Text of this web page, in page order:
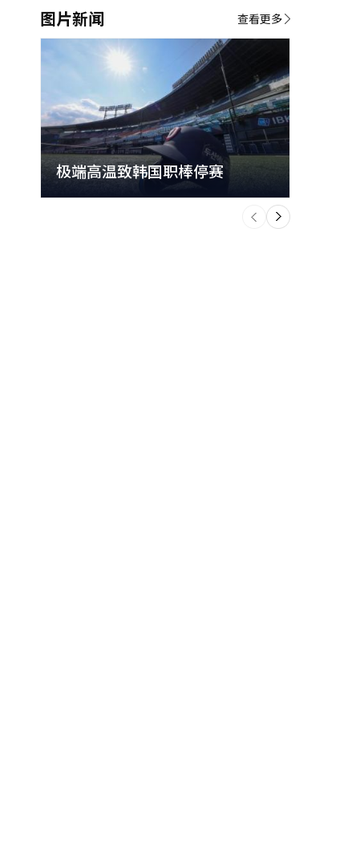
图片新闻
极端高温致韩国职棒停赛
下
一
个
查看更多